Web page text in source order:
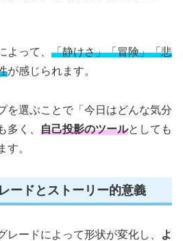
よって、 「静けさ」「冒険」「悲
が感じられます。
を選ぶことで「今日はどんな気分
多く、 自己投影のツールとしても
す。
ードとストーリー的意義
レードによって形状が変化し、
よ